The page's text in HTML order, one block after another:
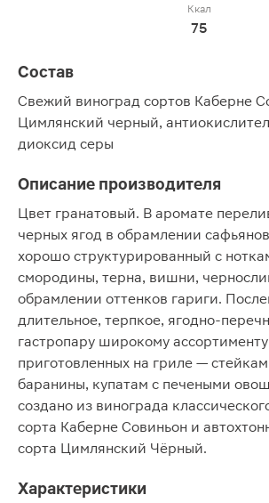
Ккал
75
Состав
Свежий виноград сортов Каберне
Цимлянский черный,
диоксид серы
Описание производителя
Цвет гранатовый. В аромате
черных ягод в обрамлении
хорошо структурированный с
смородины, терна, вишни,
обрамлении оттенков гариги.
длительное, терпкое, ягодно-
гастропару широкому
приготовленных на гриле —
баранины, купатам с печеными
создано из винограда
сорта Каберне Совиньон и
сорта Цимлянский Чёрный.
Характеристики